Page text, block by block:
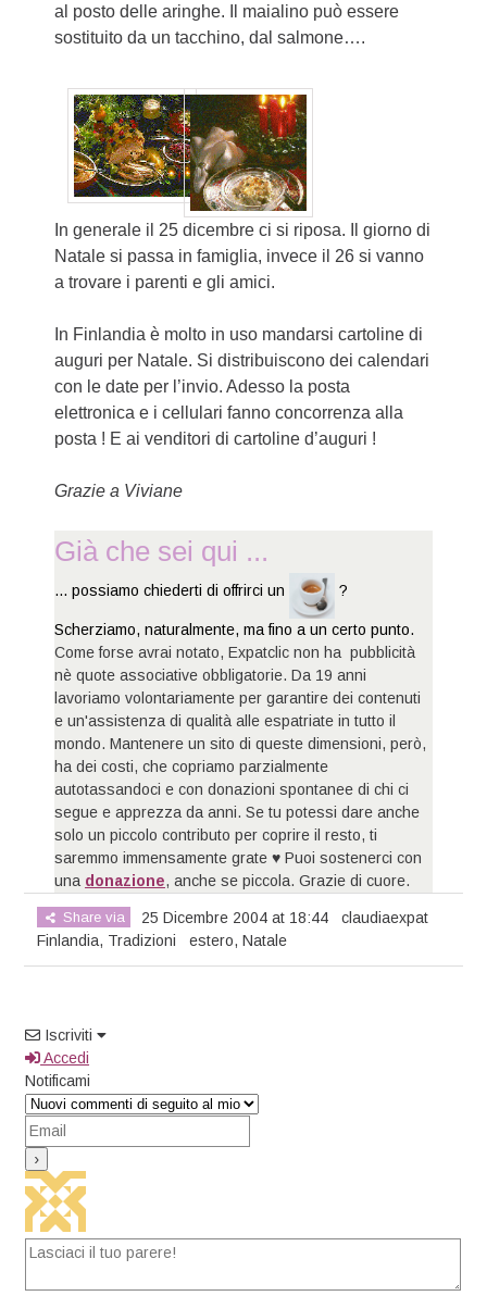
al posto delle aringhe. Il maialino può essere
sostituito da un tacchino, dal salmone….
In generale il 25 dicembre ci si riposa. Il giorno di
Natale si passa in famiglia, invece il 26 si vanno
a trovare i parenti e gli amici.
In Finlandia è molto in uso mandarsi cartoline di
auguri per Natale. Si distribuiscono dei calendari
con le date per l’invio. Adesso la posta
elettronica e i cellulari fanno concorrenza alla
posta ! E ai venditori di cartoline d’auguri !
Grazie a Viviane
Già che sei qui ...
... possiamo chiederti di offrirci un ?
Scherziamo, naturalmente, ma fino a un certo punto.
Come forse avrai notato, Expatclic non ha pubblicità
nè quote associative obbligatorie. Da 19 anni
lavoriamo volontariamente per garantire dei contenuti
e un'assistenza di qualità alle espatriate in tutto il
mondo. Mantenere un sito di queste dimensioni, però,
ha dei costi, che copriamo parzialmente
autotassandoci e con donazioni spontanee di chi ci
segue e apprezza da anni. Se tu potessi dare anche
solo un piccolo contributo per coprire il resto, ti
saremmo immensamente grate ♥ Puoi sostenerci con
una donazione, anche se piccola. Grazie di cuore.
Share via
25 Dicembre 2004 at 18:44
Finlandia, Tradizioni estero,Natale
claudiaexpat
Iscriviti
Accedi
Notificami